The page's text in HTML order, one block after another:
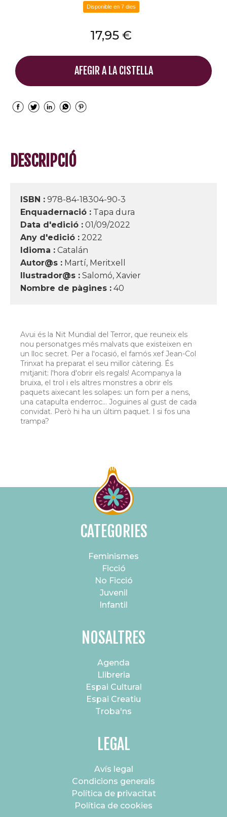
Disponible en 7 dies
17,95 €
AFEGIR A LA CISTELLA
DESCRIPCIÓ
ISBN : 978-84-18304-90-3
Enquadernació : Tapa dura
Data d'edició : 01/09/2022
Any d'edició : 2022
Idioma : Catalán
Autor@s : Martí, Meritxell
Ilustrador@s : Salomó, Xavier
Nombre de pàgines : 40
Avui és la Nit Mundial del Terror, que reuneix els
nou personatges més malvats que existeixen en
un lloc secret. Per a l'ocasió, el famós xef Jean-Col
Trinxat ha preparat el seu millor càtering. És
mitjanit: l'hora d'obrir els regals! Acompanya la
bruixa, el trol i els altres monstres a obrir els
paquets aixecant les solapes: un forn per a nens,
una catapulta enderroc... Joguines al gust de cada
convidat. Però hi ha un últim paquet. I si fos una
trampa?
CATEGORIES
Feminismes
Ficció
No Ficció
Juvenil
Infantil
NOSALTRES
Agenda
Llibreria
Espai Cultural
Espai Creatiu
Troba'ns
LEGAL
Avís legal
Condicions generals
Política de privacitat
Política de cookies